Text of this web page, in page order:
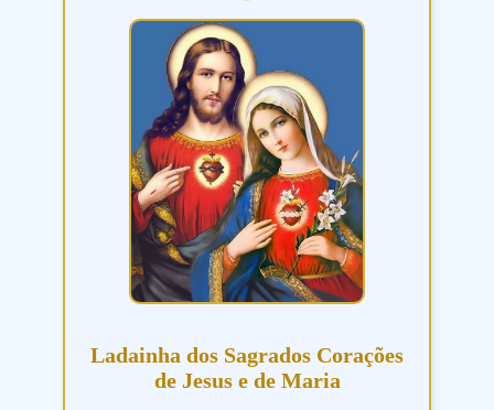
Ladainha dos Sagrados Corações
de Jesus e de Maria